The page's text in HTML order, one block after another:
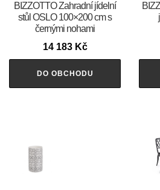
BIZZOTTO Zahradní jídelní
stůl OSLO 100×200 cm s
černými nohami
14 183 Kč
DO OBCHODU